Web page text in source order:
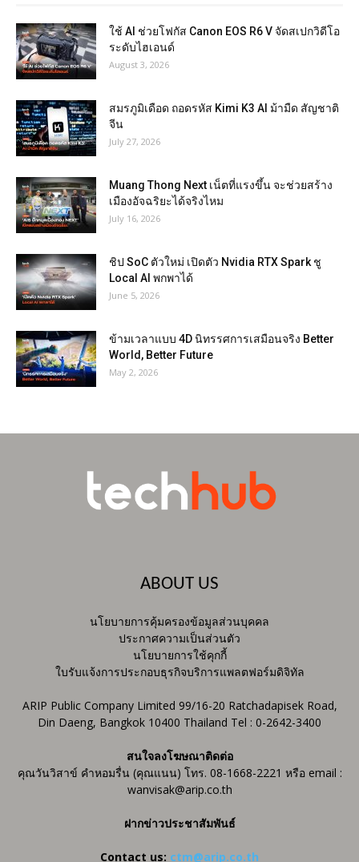
ใช้ AI ช่วยโฟกัส Canon EOS R6 V จัดสเปกวิดีโอ
ระดับไฮเอนด์
August 3, 2026
สมรภูมิเดือด ถอดรหัส Kimi K3 AI ม้ามืด สัญชาติ
จีน
July 27, 2026
Muang Thong Next เน็ตที่แรงขึ้น จะช่วยสร้าง
เมืองอัจฉริยะได้จริงไหม
July 16, 2026
ชิป SoC ตัวใหม่ เปิดตัว Nvidia RTX Spark ชู
Local AI พกพาได้
June 5, 2026
ข้ามเวลาแบบ 4D นิทรรศการเสมือนจริง Better
World, Better Future
May 2, 2026
ABOUT US
นโยบายการคุ้มครองข้อมูลส่วนบุคคล
ประกาศความเป็นส่วนตัว
นโยบายการใช้คุกกี้
ใบรับแจ้งการประกอบธุรกิจบริการแพลตฟอร์มดิจิทัล
ARIP Public Company Limited 99/16-20 Ratchadapisek Road,
Din Daeng, Bangkok 10400 Thailand Tel : 0-2642-3400
สนใจลงโฆษณาติดต่อ
คุณวันวิสาข์ คำหอมรื่น (คุณแนน) โทร. 08-1668-2221 หรือ email :
wanvisak@arip.co.th
ฝากข่าวประชาสัมพันธ์
Contact us: ctm@arip.co.th